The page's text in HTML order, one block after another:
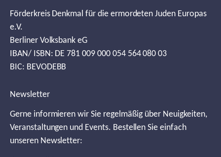
Förderkreis Denkmal für die ermordeten Juden Europas
e.V.
Berliner Volksbank eG
IBAN/ ISBN: DE 781 009 000 054 564 080 03
BIC: BEVODEBB
Newsletter
Gerne informieren wir Sie regelmäßig über Neuigkeiten,
Veranstaltungen und Events. Bestellen Sie einfach
unseren Newsletter: